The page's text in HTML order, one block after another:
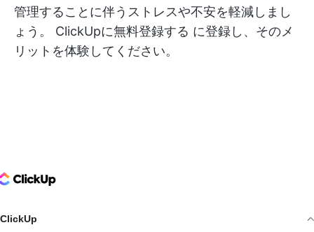
管理することに伴うストレスや不安を軽減しまし
ょう。 ClickUpに無料登録する に登録し、そのメ
リットを体験してください。
Logo
ClickUp